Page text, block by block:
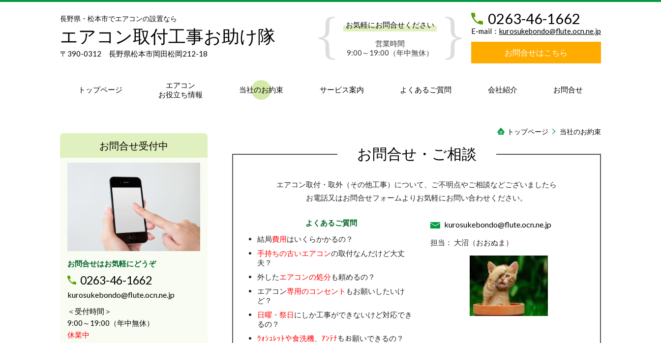
長野県・松本市でエアコンの設置なら
エアコン取付工事お助け隊
〒390-0312 長野県松本市岡田松岡212-18
お気軽にお問合せください
営業時間
9:00～19:00（年中無休）
0263-46-1662
E-mail： kurosukebondo@flute.ocn.ne.jp
お問合せはこちら
トップページ
エアコン
お役立ち情報
当社のお約束 サービス案内 よくあるご質問 会社紹介 お問合せ
トップページ 当社のお約束
お問合せ・ご相談
エアコン取付・取外（その他工事）について、ご不明点やご相談などございましたら
お電話又はお問合せフォームよりお気軽にお問い合わせください。
kurosukebondo@flute.ocn.ne.jp
担当： 大沼（おおぬま）
よくあるご質問
結局費用はいくらかかるの？
手持ちの古いエアコンの取付なんだけど大丈
夫？
外したエアコンの処分も頼めるの？
エアコン専用のコンセント もお願いしたいけ
ど？
日曜・祭日にしか工事ができないけど対応でき
るの？
ｳｫｼｭﾚｯﾄや食洗機、ｱﾝﾃﾅもお願いできるの？
お問合せ受付中
お問合せはお気軽にどうぞ
0263-46-1662
kurosukebondo@flute.ocn.ne.jp
＜受付時間＞
9:00～19:00（年中無休）
休業中